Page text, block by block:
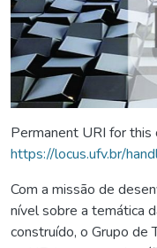
Permanent URI for this
https://locus.ufv.br/
Com a missão de
nível sobre a temática
construído, o Grupo de